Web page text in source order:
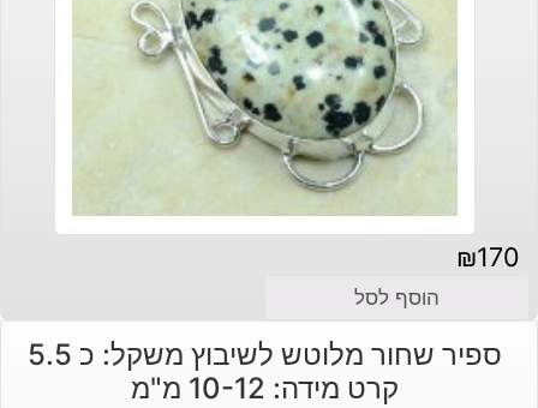
₪170
הוסף לסל
ספיר שחור מלוטש לשיבוץ משקל: כ 5.5
קרט מידה: 10-12 מ"מ